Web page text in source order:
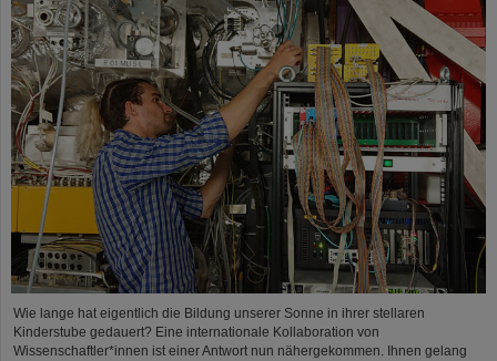
Wie lange hat eigentlich die Bildung unserer Sonne in ihrer stellaren
Kinderstube gedauert? Eine internationale Kollaboration von
Wissenschaftler*innen ist einer Antwort nun nähergekommen. Ihnen gelang